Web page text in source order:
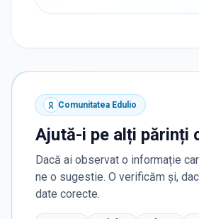
Comunitatea Edulio
Ajută-i pe alți părinți
Dacă ai observat o informație
ne o sugestie. O verificăm și,
date corecte.